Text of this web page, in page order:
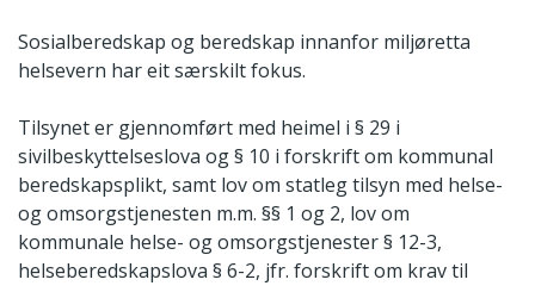
Sosialberedskap og beredskap innanfor miljøretta
helsevern har eit særskilt fokus.
Tilsynet er gjennomført med heimel i § 29 i
sivilbeskyttelseslova og § 10 i forskrift om kommunal
beredskapsplikt, samt lov om statleg tilsyn med helse-
og omsorgstjenesten m.m. §§ 1 og 2, lov om
kommunale helse- og omsorgstjenester § 12-3,
helseberedskapslova § 6-2, jfr. forskrift om krav til